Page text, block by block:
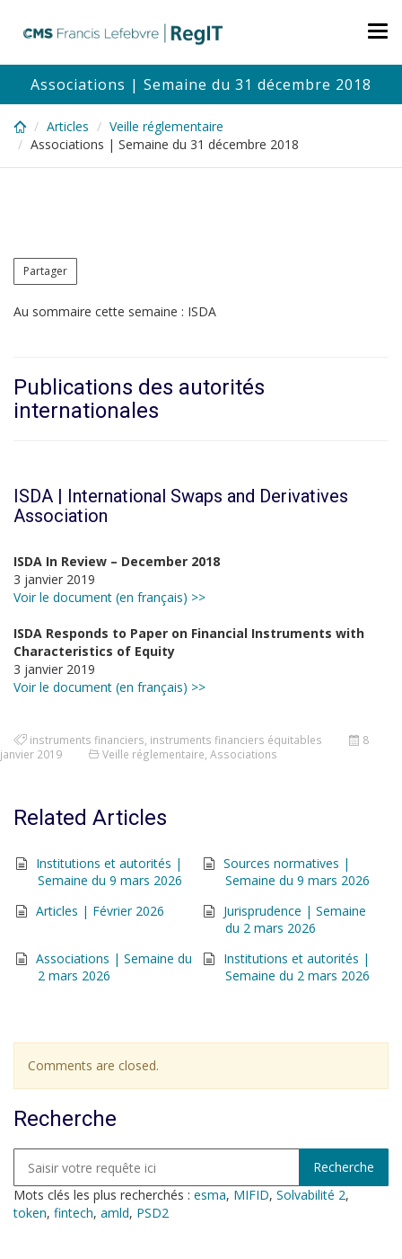
content
Associations | Semaine du 31 décembre 2018
Articles
Veille réglementaire
Associations | Semaine du 31 décembre 2018
Partager
Au sommaire cette semaine : ISDA
Publications des autorités
internationales
ISDA | International Swaps and Derivatives
Association
ISDA In Review – December 2018
3 janvier 2019
Voir le document (en français) >>
ISDA Responds to Paper on Financial Instruments with
Characteristics of Equity
3 janvier 2019
Voir le document (en français) >>
instruments financiers instruments financiers équitables
8
janvier 2019
Veille réglementaire Associations
Related Articles
Institutions et autorités |
Semaine du 9 mars 2026
Sources normatives |
Semaine du 9 mars 2026
Articles | Février 2026
Jurisprudence | Semaine
du 2 mars 2026
Associations | Semaine du
2 mars 2026
Institutions et autorités |
Semaine du 2 mars 2026
Comments are closed.
Recherche
Mots clés les plus recherchés : esma, MIFID, Solvabilité 2,
token, fintech, amld, PSD2